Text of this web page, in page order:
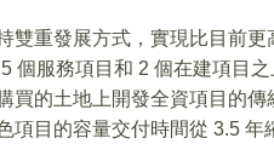
雙重發展方式，實現比目前
個服務項目和 2 個在建項目
買的土地上開發全資項目的
目的容量交付時間從 3.5 年